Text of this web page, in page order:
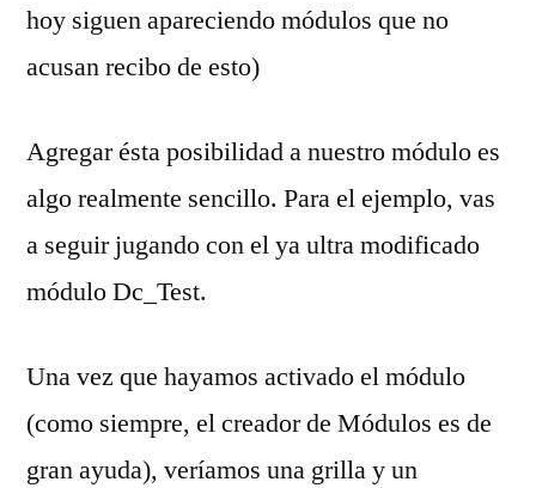
hoy siguen apareciendo módulos que no
acusan recibo de esto)
Agregar ésta posibilidad a nuestro módulo es
algo realmente sencillo. Para el ejemplo, vas
a seguir jugando con el ya ultra modificado
módulo Dc_Test.
Una vez que hayamos activado el módulo
(como siempre, el creador de Módulos es de
gran ayuda), veríamos una grilla y un